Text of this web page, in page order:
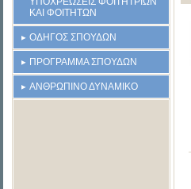
ΚΑΙ ΦΟΙΤΗΤΩΝ
ΟΔΗΓΟΣ ΣΠΟΥΔΩΝ
ΠΡΟΓΡΑΜΜΑ ΣΠΟΥΔΩΝ
ΑΝΘΡΩΠΙΝΟ ΔΥΝΑΜΙΚΟ